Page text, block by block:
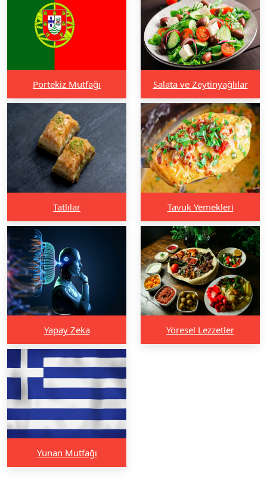
Portekiz Mutfağı Salata ve Zeytinyağlılar
Tatlılar Tavuk Yemekleri
Yapay Zeka Yöresel Lezzetler
Yunan Mutfağı